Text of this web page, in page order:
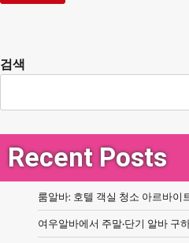
검색
Recent Posts
룸알바: 호텔 객실 청소 아르바이
여우알바에서 주말·단기 알바 구